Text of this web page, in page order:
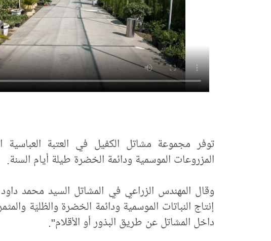
توفر مجموعة مشاتل الكفيل في العتبة
المزروعات الموسمية ودائمة الخضرة طيلة أيام السنة.
وقال المهندس الزراعي في المشاتل السيد محمد
إنتاج النباتات الموسمية ودائمة الخضرة والظليّة
داخل المشاتل عن طريق البذور أو الأقلام".